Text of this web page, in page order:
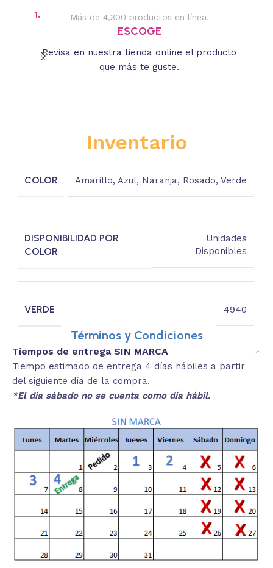
1. Más de 4,300 productos en línea.
ESCOGE
Revisa en nuestra tienda online el producto
que más te guste.
Inventario
COLOR Amarillo, Azul, Naranja, Rosado,Verde
DISPONIBILIDAD POR
COLOR
Unidades
Disponibles
VERDE 4940
Términos y Condiciones
Tiempos de entrega SIN MARCA
Tiempo estimado de entrega 4 días hábiles a partir
del siguiente día de la compra.
*El día sábado no se cuenta como día hábil.